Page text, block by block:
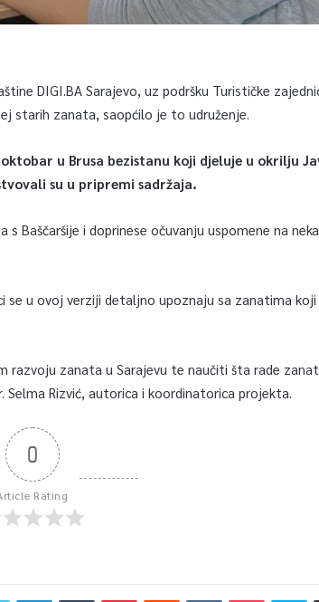
DIGI.BA Sarajevo, uz podršku Turističke
starih zanata, saopćilo je to udruženje.
u Brusa bezistanu koji djeluje u okrilju
su u pripremi sadržaja.
Baščaršije i doprinese očuvanju uspomene na
se u ovoj verziji detaljno upoznaju sa zanatima koji
zanata u Sarajevu te naučiti šta rade
Selma Rizvić, autorica i koordinatorica projekta.
0
Rating